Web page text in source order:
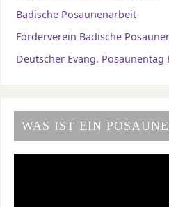
Badische Posaunenarbeit
Förderverein Badische
Deutscher Evang. Posaunentag
WAS IST EIN